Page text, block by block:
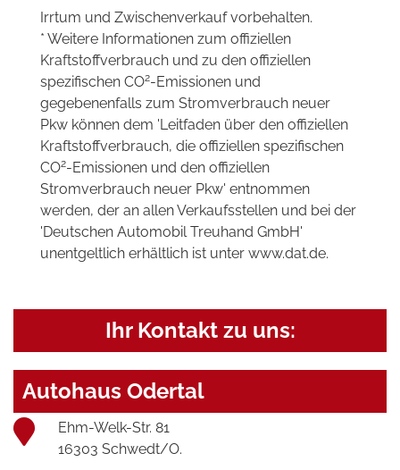
Irrtum und Zwischenverkauf vorbehalten.
* Weitere Informationen zum offiziellen
Kraftstoffverbrauch und zu den offiziellen
spezifischen CO2-Emissionen und
gegebenenfalls zum Stromverbrauch neuer
Pkw können dem 'Leitfaden über den offiziellen
Kraftstoffverbrauch, die offiziellen spezifischen
CO2-Emissionen und den offiziellen
Stromverbrauch neuer Pkw' entnommen
werden, der an allen Verkaufsstellen und bei der
'Deutschen Automobil Treuhand GmbH'
unentgeltlich erhältlich ist unter www.dat.de.
Ihr Kontakt zu uns:
Autohaus Odertal
Ehm-Welk-Str. 81
16303 Schwedt/O.